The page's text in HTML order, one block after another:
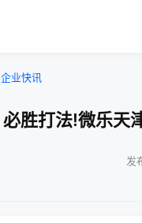
企业快讯
必胜打法!微乐天
发